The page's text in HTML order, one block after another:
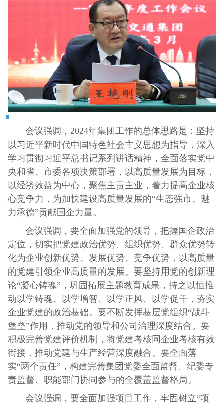
会议强调，2024年集团工作的总体思路是：坚持
以习近平新时代中国特色社会主义思想为指导，深入
学习贯彻习近平总书记系列讲话精神，全面落实党中
央和省、市委各项决策部署，以高质量发展为目标，
以经济效益为中心，聚焦主责主业，着力提高企业核
心竞争力，为加快建设高质量发展的“生态强市、魅
力承德”贡献国企力量。
会议强调，要全面加强党的领导，把握国企政治
定位，切实把党建政治优势、组织优势、群众优势转
化为企业创新优势、发展优势、竞争优势，以高质量
的党建引领企业高质量的发展。要坚持用党的创新理
论“凝心铸魂”，巩固拓展主题教育成果，持之以恒推
动以学铸魂、以学增智、以学正风、以学促干，夯实
企业党建的政治基础。要不断发挥基层党组织“战斗
堡垒”作用，推动党的领导和公司治理深度结合。要
积极完善党建评价机制，将党建考核同企业考核有效
衔接，推动党建与生产经营深度融合。要全面落
实“两个责任”，构建完善集团党委全面监督、纪委专
责监督、职能部门协同参与的全覆盖监督格局。
会议强调，要全面加强项目工作，牢固树立“项